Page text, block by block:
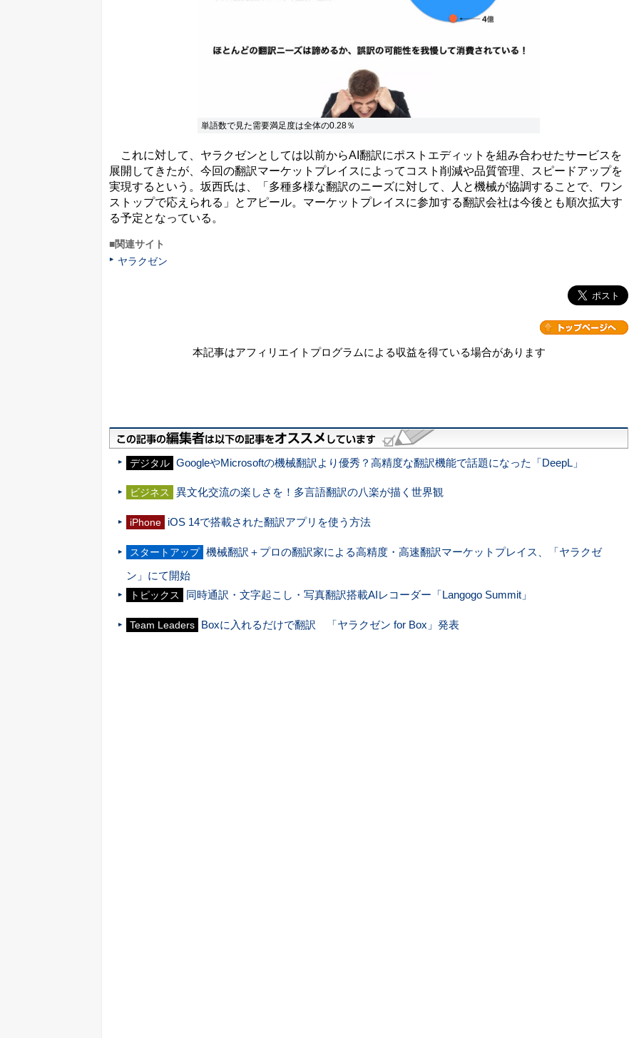
単語数で見た需要満足度は全体の0.28％
これに対して、ヤラクゼンとしては以前からAI翻訳にポストエディットを組み合わせたサービスを
展開してきたが、今回の翻訳マーケットプレイスによってコスト削減や品質管理、スピードアップを
実現するという。坂西氏は、「多種多様な翻訳のニーズに対して、人と機械が協調することで、ワン
ストップで応えられる」とアピール。マーケットプレイスに参加する翻訳会社は今後とも順次拡大す
る予定となっている。
■関連サイト
ヤラクゼン
本記事はアフィリエイトプログラムによる収益を得ている場合があります
デジタル GoogleやMicrosoftの機械翻訳より優秀？高精度な翻訳機能で話題になった「DeepL」
ビジネス 異文化交流の楽しさを！多言語翻訳の八楽が描く世界観
iPhone iOS 14で搭載された翻訳アプリを使う方法
スタートアップ 機械翻訳＋プロの翻訳家による高精度・高速翻訳マーケットプレイス、「ヤラクゼ
ン」にて開始
トピックス 同時通訳・文字起こし・写真翻訳搭載AIレコーダー「Langogo Summit」
Team Leaders Boxに入れるだけで翻訳 「ヤラクゼン for Box」発表